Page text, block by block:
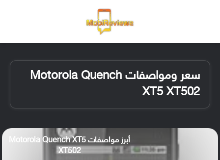
سعر ومواصفات Motorola Quench
XT5 XT502
أبرز مواصفات Motorola Quench XT5
XT502